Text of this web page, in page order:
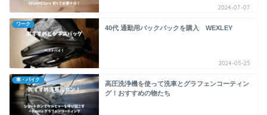
2024-07-07
ワーク
40代 通勤用バックパックを購入 WEXLEY
2024-05-25
車・バイク
高圧洗浄機を使って洗車とグラフェンコーティン
グ！おすすめの物たち